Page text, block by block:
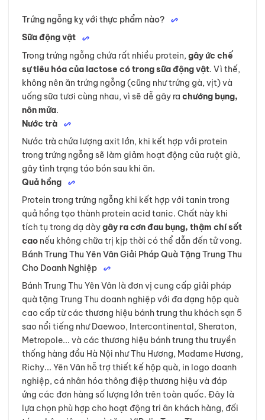
Trứng ngỗng kỵ với thực phẩm nào?
Sữa động vật
Trong trứng ngỗng chứa rất nhiều protein, gây ức chế
sự tiêu hóa của lactose có trong sữa động vật. Vì thế,
không nên ăn trứng ngỗng (cũng như trứng gà, vịt) và
uống sữa tươi cùng nhau, vì sẽ dễ gây ra chướng bụng,
nôn mửa.
Nước trà
Nước trà chứa lượng axit lớn, khi kết hợp với protein
trong trứng ngỗng sẽ làm giảm hoạt động của ruột già,
gây tình trạng táo bón sau khi ăn.
Quả hồng
Protein trong trứng ngỗng khi kết hợp với tanin trong
quả hồng tạo thành protein acid tanic. Chất này khi
tích tụ trong dạ dàygây ra cơn đau bụng, thậm chí sốt
caonếu không chữa trị kịp thời có thể dẫn đến tử vong.
Bánh Trung Thu Yên Vân Giải Pháp Quà Tặng Trung Thu
Cho Doanh Nghiệp
Bánh Trung Thu Yên Vân là đơn vị cung cấp giải pháp
quà tặng Trung Thu doanh nghiệp với đa dạng hộp quà
cao cấp từ các thương hiệu bánh trung thu khách sạn 5
sao nổi tiếng như Daewoo, Intercontinental, Sheraton,
Metropole... và các thương hiệu bánh trung thu truyền
thống hàng đầu Hà Nội như Thu Hương, Madame Hương,
Richy... Yên Vân hỗ trợ thiết kế hộp quà, in logo doanh
nghiệp, cá nhân hóa thông điệp thương hiệu và đáp
ứng các đơn hàng số lượng lớn trên toàn quốc. Đây là
lựa chọn phù hợp cho hoạt động tri ân khách hàng, đối